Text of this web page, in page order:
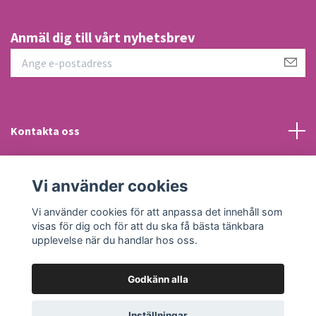
Anmäl dig till vårt nyhetsbrev
Kontakta oss
Sociala medier
© 2026 Trendigt Gott
Vi använder cookies
Vi använder cookies för att anpassa det innehåll som
visas för dig och för att du ska få bästa tänkbara
upplevelse när du handlar hos oss.
Godkänn alla